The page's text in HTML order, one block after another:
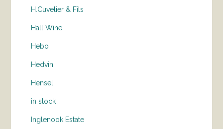
H.Cuvelier & Fils
Hall Wine
Hebo
Hedvin
Hensel
in stock
Inglenook Estate